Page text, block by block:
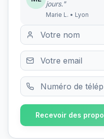
jours."
Marie L. • Lyon
Recevoir des